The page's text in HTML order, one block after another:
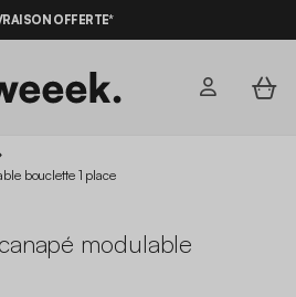
PLANS* AVEC LECODE SUMMER10
OFFERTE*
bouclette 1 place
modulable